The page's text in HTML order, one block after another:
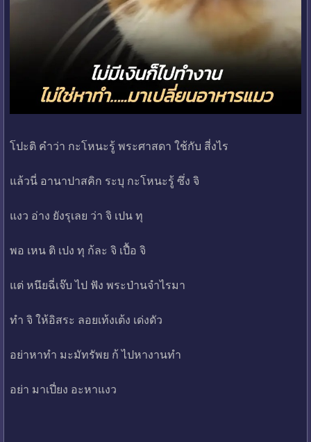
โปะติ คำว่า กะโหนะรู้ พระศาสดา ใช้กับ สี่งไร
แล้วนี่ อานาปาสคิก ระบุ กะโหนะรู้ ซึ่ง จิ
แงว อ่าง ยังรุเลย ว่า จิ เปน ทุ
พอ เหน ติ เปง ทุ ก้ละ จิ เปื้อ จิ
แต่ หนึยฉี่เจ๊บ ไป ฟัง พระป่านจำไรมา
ทำ จิ ให้อิสระ ลอยเท้งเต้ง เด่งดัว
อย่าหาทำ มะมัทรัพย ก้ ไปหางานทำ
อย่า มาเปี่ยง อะหาแงว